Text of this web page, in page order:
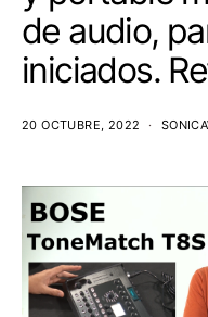
de audio,
iniciados.
20 OCTUBRE, 2022